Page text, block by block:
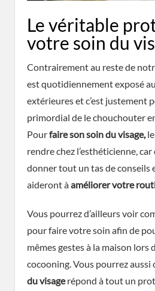
Le véritable
votre soin du
Contrairement au reste de
est quotidiennement exposé
extérieures et c’est justement
primordial de le chouchouter
Pourfaire son soin du visage,le
rendre chez l’esthéticienne,
donner tout un tas de conseils
aideront àaméliorer votre
Vous pourrez d’ailleurs voir
pour faire votre soin afin de
mêmes gestes à la maison lors
cocooning. Vous pourrez aussi
du visagerépond à tout un